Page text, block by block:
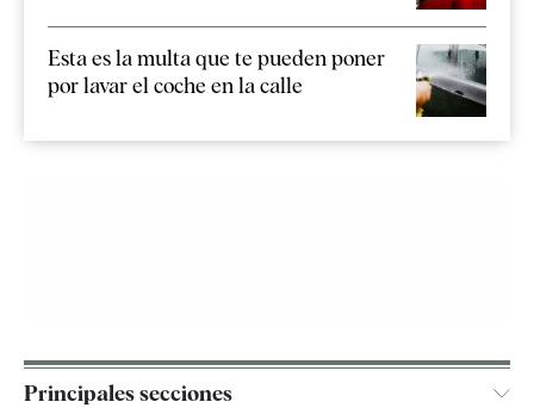
Esta es la multa que te pueden poner
por lavar el coche en la calle
Principales secciones